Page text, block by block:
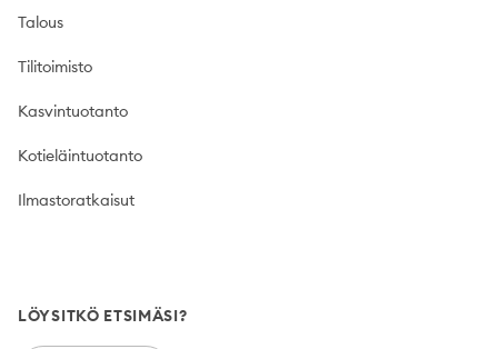
Talous
Tilitoimisto
Kasvintuotanto
Kotieläintuotanto
Ilmastoratkaisut
LÖYSITKÖ ETSIMÄSI?